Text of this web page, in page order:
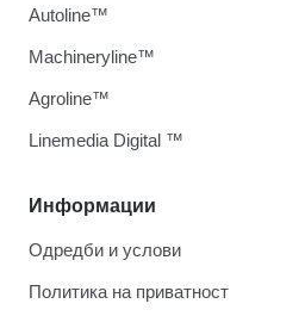
Информации
Одредби и услови
Политика на приватност
Autoline™
Machineryline™
Agroline™
Linemedia Digital ™